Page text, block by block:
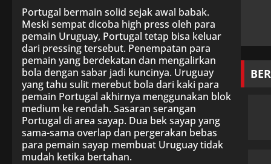
Portugal bermain solid sejak awal babak.
Meski sempat dicoba high press oleh para
pemain Uruguay, Portugal tetap bisa keluar
dari pressing tersebut. Penempatan para
pemain yang berdekatan dan mengalirkan
bola dengan sabar jadi kuncinya. Uruguay
yang tahu sulit merebut bola dari kaki para
pemain Portugal akhirnya menggunakan blok
medium ke rendah. Sasaran serangan
Portugal di area sayap. Dua bek sayap yang
sama-sama overlap dan pergerakan bebas
para pemain sayap membuat Uruguay tidak
mudah ketika bertahan.